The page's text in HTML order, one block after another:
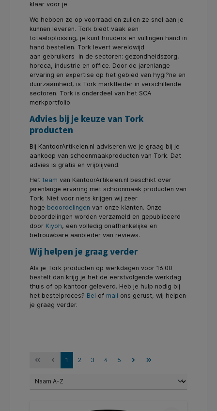
klaar voor je.
We hebben ze op voorraad en zullen ze snel aan je
kunnen leveren. Tork biedt vaak een
totaaloplossing, je kunt houders en vullingen hand in
hand bestellen. Tork levert wereldwijd
aan gebruikers in de sectoren: gezondheidszorg,
horeca, industrie en office. Door de jarenlange
ervaring en expertise op het gebied van hygi?ne en
duurzaamheid, is Tork marktleider in verschillende
sectoren. Tork is onderdeel van het SCA
merkportfolio.
Advies bij je keuze van Tork
producten
Bij KantoorArtikelen.nl adviseren we je graag bij je
aankoop van schoonmaakproducten van Tork. Dat
advies is gratis en vrijblijvend.
Het team van KantoorArtikelen.nl beschikt over
jarenlange ervaring met schoonmaak producten van
Tork. Niet voor niets krijgen wij zeer
hoge beoordelingen van onze klanten. Onze
beoordelingen worden verzameld en gepubliceerd
door Kiyoh, een volledig onafhankelijke en
betrouwbare aanbieder van reviews.
Wij helpen je graag verder
Als je Tork producten op werkdagen voor 16.00
bestelt dan krijg je het de eerstvolgende werkdag
thuis of op kantoor geleverd. Heb je hulp nodig bij
het bestelproces? Bel of mail ons gerust, wij helpen
je graag verder.
1 2 3 4 5